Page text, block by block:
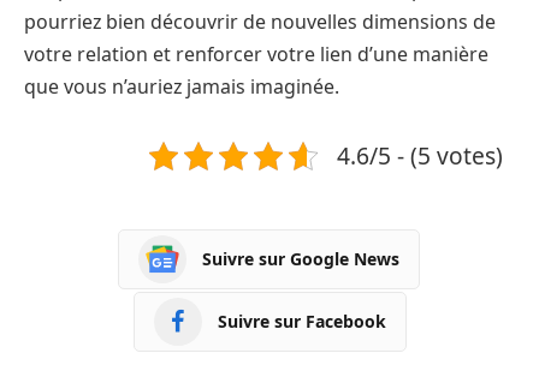
pourriez bien découvrir de nouvelles dimensions de
votre relation et renforcer votre lien d’une manière
que vous n’auriez jamais imaginée.
4.6/5 - (5 votes)
Suivre sur Google News
Suivre sur Facebook